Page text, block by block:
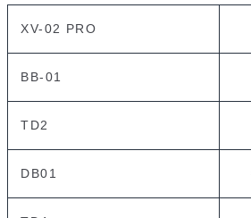
XV-02 PRO
BB-01
TD2
DB01